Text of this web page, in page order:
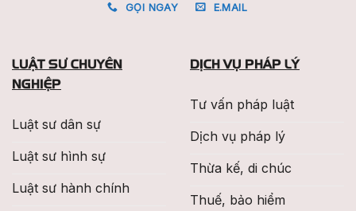
GỌI NGAY E.MAIL
LUẬT SƯ CHUYÊN
NGHIỆP
Luật sư dân sự
Luật sư hình sự
Luật sư hành chính
DỊCH VỤ PHÁP LÝ
Tư vấn pháp luật
Dịch vụ pháp lý
Thừa kế, di chúc
Thuế, bảo hiểm